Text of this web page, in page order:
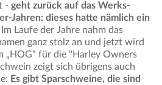
- geht zurück auf das Werks-
Jahren: dieses hatte nämlich ein
Im Laufe der Jahre nahm das
ganz stolz an und jetzt wird
„HOG“ für die "Harley Owners
zeigt sich übrigens auch
Es gibt Sparschweine, die sind